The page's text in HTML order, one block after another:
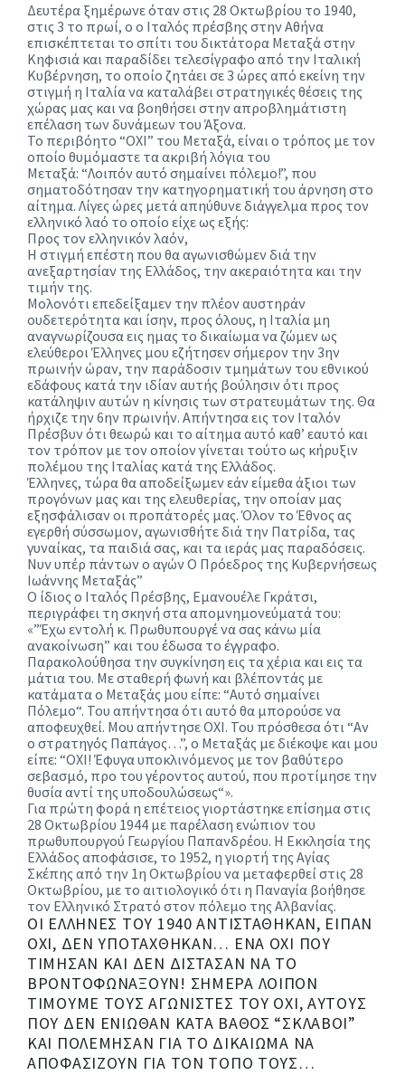
Δευτέρα ξημέρωνε όταν στις 28 Οκτωβρίου το 1940,
στις 3 το πρωί, ο ο Ιταλός πρέσβης στην Αθήνα
επισκέπτεται το σπίτι του δικτάτορα Μεταξά στην
Κηφισιά και παραδίδει τελεσίγραφο από την Ιταλική
Κυβέρνηση, το οποίο ζητάει σε 3 ώρες από εκείνη την
στιγμή η Ιταλία να καταλάβει στρατηγικές θέσεις της
χώρας μας και να βοηθήσει στην απροβλημάτιστη
επέλαση των δυνάμεων του Άξονα.
Το περιβόητο “ΟΧΙ” του Μεταξά, είναι ο τρόπος με τον
οποίο θυμόμαστε τα ακριβή λόγια του
Μεταξά: “Λοιπόν αυτό σημαίνει πόλεμο!”, που
σηματοδότησαν την κατηγορηματική του άρνηση στο
αίτημα. Λίγες ώρες μετά απηύθυνε διάγγελμα προς τον
ελληνικό λαό το οποίο είχε ως εξής:
Προς τον ελληνικόν λαόν,
Η στιγμή επέστη που θα αγωνισθώμεν διά την
ανεξαρτησίαν της Ελλάδος, την ακεραιότητα και την
τιμήν της.
Μολονότι επεδείξαμεν την πλέον αυστηράν
ουδετερότητα και ίσην, προς όλους, η Ιταλία μη
αναγνωρίζουσα εις ημας το δικαίωμα να ζώμεν ως
ελεύθεροι Έλληνες μου εζήτησεν σήμερον την 3ην
πρωινήν ώραν, την παράδοσιν τμημάτων του εθνικού
εδάφους κατά την ιδίαν αυτής βούλησιν ότι προς
κατάληψιν αυτών η κίνησις των στρατευμάτων της. Θα
ήρχιζε την 6ην πρωινήν. Απήντησα εις τον Ιταλόν
Πρέσβυν ότι θεωρώ και το αίτημα αυτό καθ’ εαυτό και
τον τρόπον με τον οποίον γίνεται τούτο ως κήρυξιν
πολέμου της Ιταλίας κατά της Ελλάδος.
Έλληνες, τώρα θα αποδείξωμεν εάν είμεθα άξιοι των
προγόνων μας και της ελευθερίας, την οποίαν μας
εξησφάλισαν οι προπάτορές μας. Όλον το Έθνος ας
εγερθή σύσσωμον, αγωνισθήτε διά την Πατρίδα, τας
γυναίκας, τα παιδιά σας, και τα ιεράς μας παραδόσεις.
Νυν υπέρ πάντων ο αγών Ο Πρόεδρος της Κυβερνήσεως
Ιωάννης Μεταξάς”
O ίδιος ο Ιταλός Πρέσβης, Εμανουέλε Γκράτσι,
περιγράφει τη σκηνή στα απομνημονεύματά του:
«”Έχω εντολή κ. Πρωθυπουργέ να σας κάνω μία
ανακοίνωση” και του έδωσα το έγγραφο.
Παρακολούθησα την συγκίνηση εις τα χέρια και εις τα
μάτια του. Με σταθερή φωνή και βλέποντάς με
κατάματα ο Μεταξάς μου είπε: “Αυτό σημαίνει
Πόλεμο“. Του απήντησα ότι αυτό θα μπορούσε να
αποφευχθεί. Μου απήντησε ΟΧΙ. Του πρόσθεσα ότι “Αν
ο στρατηγός Παπάγος…”, ο Μεταξάς με διέκοψε και μου
είπε: “ΟΧΙ! Έφυγα υποκλινόμενος με τον βαθύτερο
σεβασμό, προ του γέροντος αυτού, που προτίμησε την
θυσία αντί της υποδουλώσεως“».
Για πρώτη φορά η επέτειος γιορτάστηκε επίσημα στις
28 Οκτωβρίου 1944 με παρέλαση ενώπιον του
πρωθυπουργού Γεωργίου Παπανδρέου. Η Εκκλησία της
Ελλάδος αποφάσισε, το 1952, η γιορτή της Αγίας
Σκέπης από την 1η Οκτωβρίου να μεταφερθεί στις 28
Οκτωβρίου, με το αιτιολογικό ότι η Παναγία βοήθησε
τον Ελληνικό Στρατό στον πόλεμο της Αλβανίας.
ΟΙ ΈΛΛΗΝΕΣ ΤΟΥ 1940 ΑΝΤΙΣΤΆΘΗΚΑΝ, ΕΊΠΑΝ
ΟΧΙ, ΔΕΝ ΥΠΟΤΆΧΘΗΚΑΝ… ΈΝΑ ΟΧΙ ΠΟΥ
ΤΊΜΗΣΑΝ ΚΑΙ ΔΕΝ ΔΊΣΤΑΣΑΝ ΝΑ ΤΟ
ΒΡΟΝΤΟΦΩΝΆΞΟΥΝ! ΣΉΜΕΡΑ ΛΟΙΠΌΝ
ΤΙΜΟΎΜΕ ΤΟΥΣ ΑΓΩΝΙΣΤΈΣ ΤΟΥ ΟΧΙ, ΑΥΤΟΎΣ
ΠΟΥ ΔΕΝ ΈΝΙΩΘΑΝ ΚΑΤΆ ΒΆΘΟΣ “ΣΚΛΆΒΟΙ”
ΚΑΙ ΠΟΛΈΜΗΣΑΝ ΓΙΑ ΤΟ ΔΙΚΑΊΩΜΑ ΝΑ
ΑΠΟΦΑΣΊΖΟΥΝ ΓΙΑ ΤΟΝ ΤΌΠΟ ΤΟΥΣ…